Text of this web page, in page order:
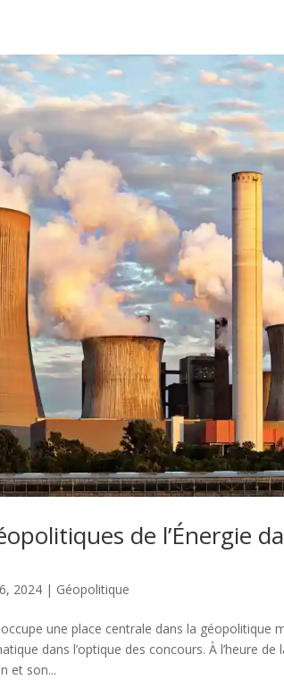
de l’Énergie
2024 | Géopolitique
une place centrale dans la géopolitique
dans l’optique des concours. À l’heure de
et son...